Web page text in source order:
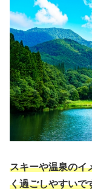
スキーや温泉のイ
く過ごしやすいで